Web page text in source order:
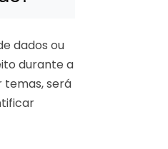
dados ou
durante a
temas, será